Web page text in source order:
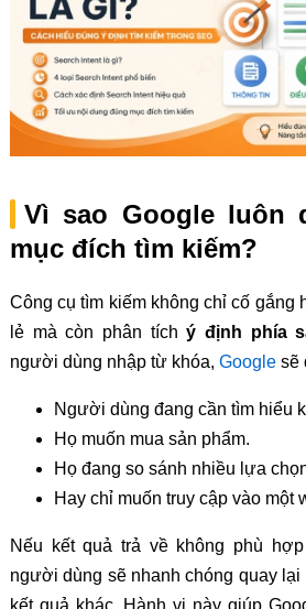
Vì sao Google luôn
mục đích tìm kiếm?
Công cụ tìm kiếm không chỉ cố gắng
lẻ mà còn phân tíchý định phía
người dùng nhập từ khóa, Googlesẽ
Người dùng đang cần tìm hiểu
Họ muốn mua sản phẩm.
Họ đang so sánh nhiều lựa
Hay chỉ muốn truy cập vào một
Nếu kết quả trả về không phù
người dùng sẽ nhanh chóng quay lại